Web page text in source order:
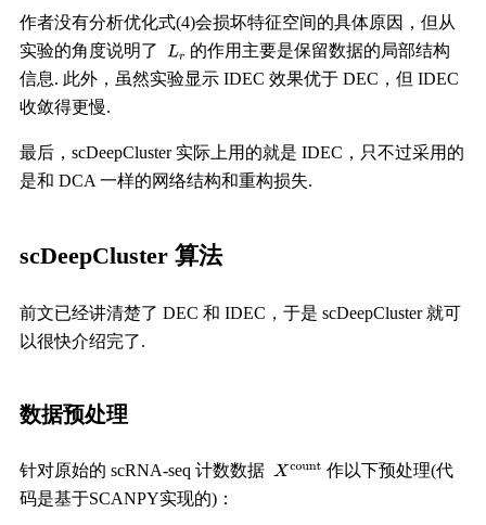
作者没有分析优化式(4)会损坏特征空间的具体原因，但从
实验的角度说明了
的作用主要是保留数据的局部结构
信息. 此外，虽然实验显示 IDEC 效果优于 DEC，但 IDEC
收敛得更慢.
最后，scDeepCluster 实际上用的就是 IDEC，只不过采用的
是和 DCA 一样的网络结构和重构损失.
scDeepCluster 算法
前文已经讲清楚了 DEC 和 IDEC，于是 scDeepCluster 就可
以很快介绍完了.
数据预处理
针对原始的 scRNA-seq 计数数据
作以下预处理(代
码是基于SCANPY实现的)：